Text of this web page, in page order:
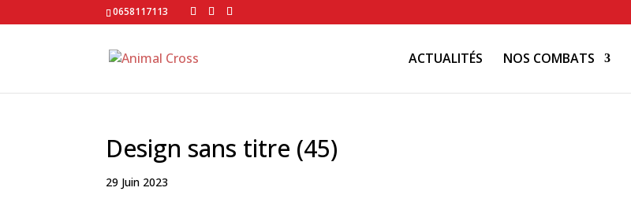
0658117113
ACTUALITÉS NOS COMBATS
Design sans titre (45)
29 Juin 2023